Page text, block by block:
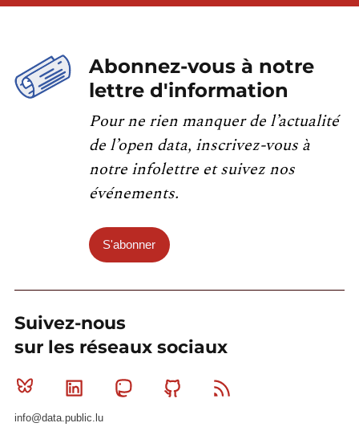
Abonnez-vous à notre
lettre d'information
Pour ne rien manquer de l’actualité
de l’open data, inscrivez-vous à
notre infolettre et suivez nos
événements.
S'abonner
Suivez-nous
sur les réseaux sociaux
Bluesky Linkedin MastodonGithub
info@data.public.lu